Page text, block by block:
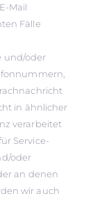
Mail
Fälle
und/oder
in ähnlicher
verarbeitet
Service-
oder
an denen
wir auch